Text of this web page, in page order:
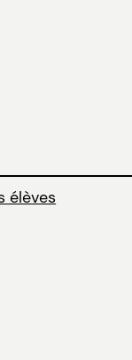
élèves